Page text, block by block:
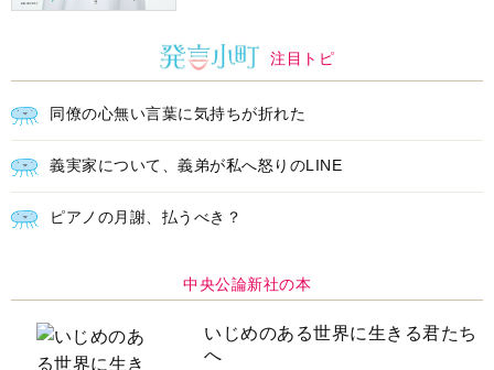
注目トピ
同僚の心無い言葉に気持ちが折れた
義実家について、義弟が私へ怒りのLINE
ピアノの月謝、払うべき？
中央公論新社の本
いじめのある世界に生きる君たち
へ